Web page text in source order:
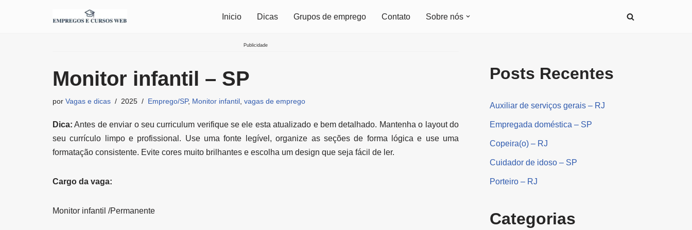
Inicio Dicas Grupos de emprego Contato Sobre nós
Publicidade
Monitor infantil – SP
por Vagas e dicas 2025 Emprego/SP, Monitor infantil, vagas de emprego
Dica: Antes de enviar o seu curriculum verifique se ele esta atualizado e bem detalhado. Mantenha o layout do
seu currículo limpo e profissional. Use uma fonte legível, organize as seções de forma lógica e use uma
formatação consistente. Evite cores muito brilhantes e escolha um design que seja fácil de ler.
Cargo da vaga:
Monitor infantil /Permanente
Posts Recentes
Auxiliar de serviços gerais – RJ
Empregada doméstica – SP
Copeira(o) – RJ
Cuidador de idoso – SP
Porteiro – RJ
Categorias